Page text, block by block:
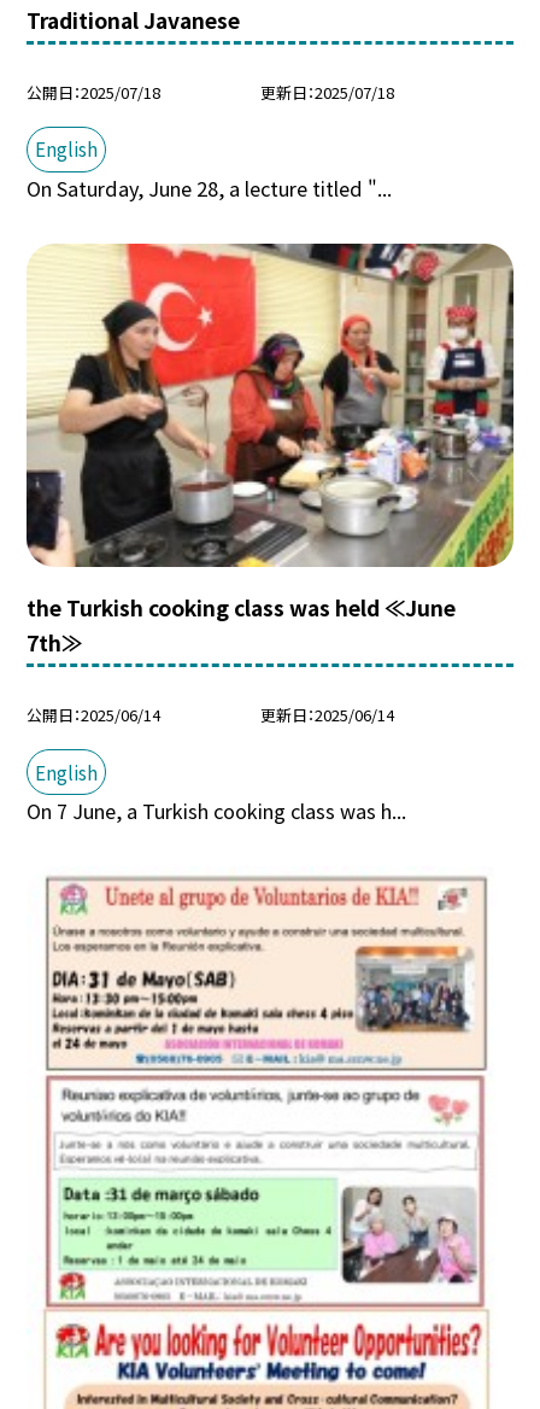
Traditional Javanese
公開日 2025/07/18 更新日 2025/07/18
English
On Saturday, June 28, a lecture titled "...
the Turkish cooking class was held ≪June
7th≫
公開日 2025/06/14 更新日 2025/06/14
English
On 7 June, a Turkish cooking class was h...